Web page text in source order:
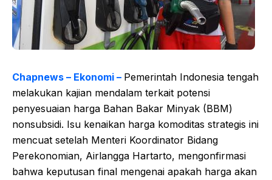
Chapnews – Ekonomi – Pemerintah Indonesia tengah
melakukan kajian mendalam terkait potensi
penyesuaian harga Bahan Bakar Minyak (BBM)
nonsubsidi. Isu kenaikan harga komoditas strategis ini
mencuat setelah Menteri Koordinator Bidang
Perekonomian, Airlangga Hartarto, mengonfirmasi
bahwa keputusan final mengenai apakah harga akan